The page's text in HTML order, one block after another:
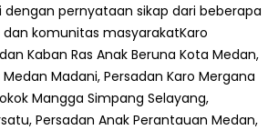
dengan pernyataan sikap dari beberapa
komunitas masyarakatKaro
Kaban Ras Anak Beruna Kota Medan,
Madani, Persadan Karo Mergana
Mangga Simpang Selayang,
Persadan Anak Perantauan Medan,